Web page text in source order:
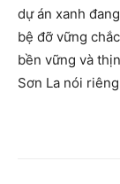
dự án xanh
bệ đỡ vững
bền vững và
Sơn La nói